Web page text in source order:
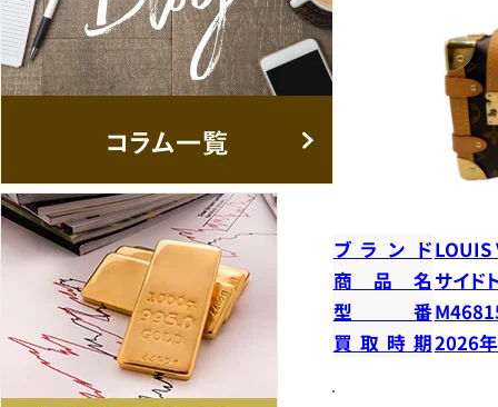
ブランドLOUIS
商品名 サイド
型番
買取時期2026